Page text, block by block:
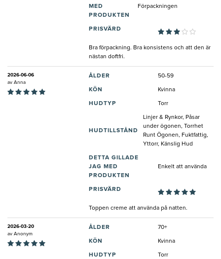
MED
PRODUKTEN
Förpackningen
PRISVÄRD
Bra förpackning. Bra konsistens och att den är
nästan doftfri.
2026-06-06
av Anna
ÅLDER 50-59
KÖN Kvinna
HUDTYP Torr
HUDTILLSTÅND
Linjer & Rynkor, Påsar
under ögonen, Torrhet
Runt Ögonen, Fuktfattig,
Yttorr, Känslig Hud
DETTA GILLADE
JAG MED
PRODUKTEN
Enkelt att använda
PRISVÄRD
Toppen creme att använda på natten.
2026-03-20
av Anonym
ÅLDER 70+
KÖN Kvinna
HUDTYP Torr